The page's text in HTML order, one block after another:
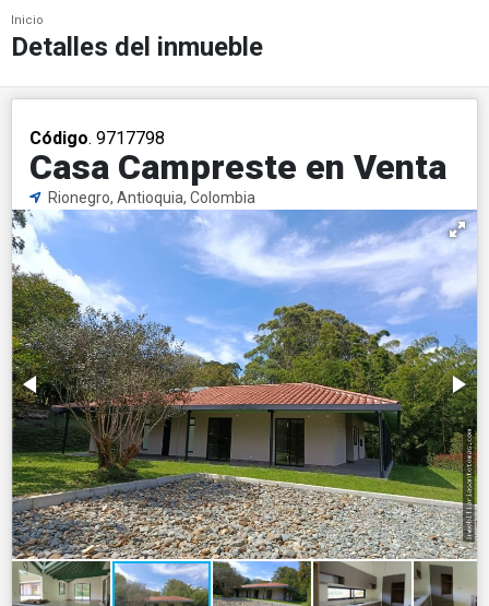
Inicio
Detalles del inmueble
Código. 9717798
Casa Campreste en Venta
Rionegro, Antioquia, Colombia